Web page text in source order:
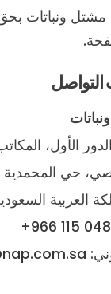
ونباتات
حي المحمدية
العربية
+966 115